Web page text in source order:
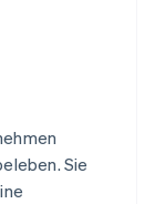
Sie